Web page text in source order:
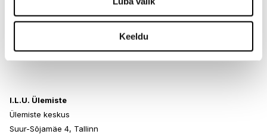
Keeldu
Rocca al Mare Kaubanduskeskus
I.L.U. Ülemiste
Ülemiste keskus
Suur-Sõjamäe 4, Tallinn